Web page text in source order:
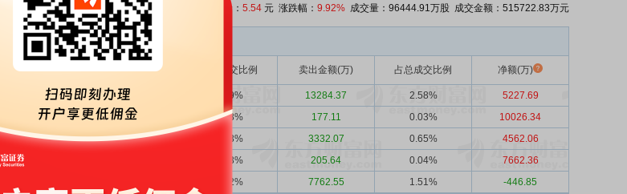
收盘价： 5.54 元 涨跌幅： 9.92% 成交量：96444.91万股 成交金额：515722.83万元
买入金额(万) 占总成交比例 卖出金额(万) 占总成交比例 净额(万)
18512.05 3.59% 13284.37 2.58%
5227.69
28.00% 10203.45 1.98% 177.11 0.03%
10026.34
39.47% 7894.13 1.53% 3332.07 0.65%
4562.06
0.00% 1.53% 205.64 0.04%
7662.36
1.42% 7762.55 1.51% -446.85